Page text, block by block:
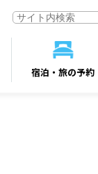
宿泊・旅の予約